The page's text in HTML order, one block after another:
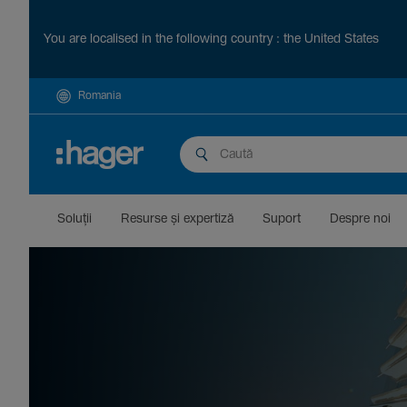
You are localised in the following country : the United States
Romania
Soluții Resurse și exper­tiză Suport Despre noi